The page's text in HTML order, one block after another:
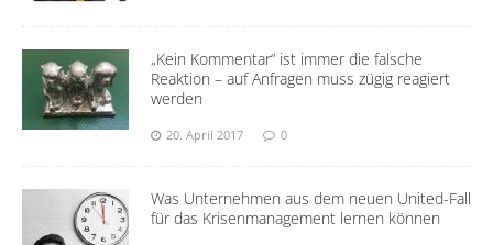
„Kein Kommentar“ ist immer die falsche
Reaktion – auf Anfragen muss zügig reagiert
werden
20. April 2017 0
Was Unternehmen aus dem neuen United-Fall
für das Krisenmanagement lernen können